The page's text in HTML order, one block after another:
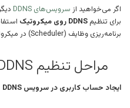
اگر می‌خواهید از سرویس‌های DDNS
برای تنظیم DDNS روی میکروتیک
برنامه‌ریزی وظایف (Scheduler) در میکروتیک بهره ببرید.
مراحل تنظیم DDNS با سرویس‌های دیگر
ایجاد حساب کاربری در سرویس DDNS